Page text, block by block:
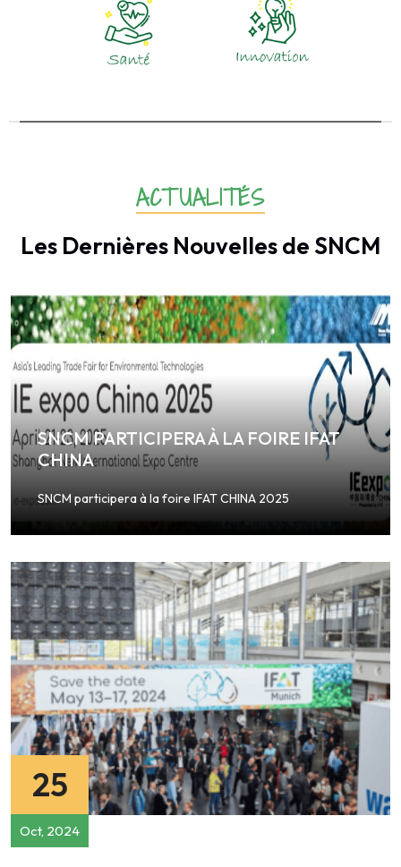
ACTUALITÉS
Les Dernières Nouvelles de SNCM
SNCM PARTICIPERA À LA FOIRE IFAT
CHINA
SNCM participera à la foire IFAT CHINA 2025
25
Oct, 2024